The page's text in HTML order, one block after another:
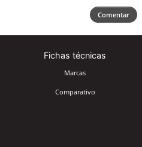
Comentar
Fichas técnicas
Marcas
Comparativo